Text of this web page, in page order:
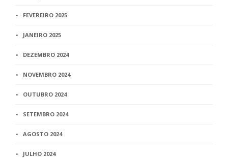
FEVEREIRO 2025
JANEIRO 2025
DEZEMBRO 2024
NOVEMBRO 2024
OUTUBRO 2024
SETEMBRO 2024
AGOSTO 2024
JULHO 2024